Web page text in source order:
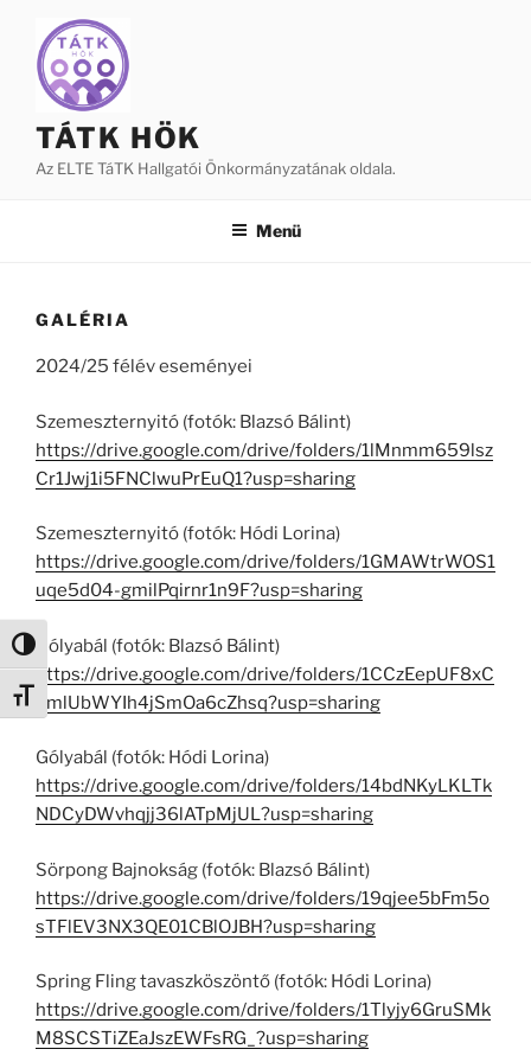
Nagy kontraszt váltása
Betűméret váltása
TÁTK HÖK
Az ELTE TáTK Hallgatói Önkormányzatának oldala.
Menü
GALÉRIA
2024/25 félév eseményei
Szemeszternyitó (fotók: Blazsó Bálint)
https://drive.google.com/drive/folders/1lMnmm659lsz
Cr1Jwj1i5FNClwuPrEuQ1?usp=sharing
Szemeszternyitó (fotók: Hódi Lorina)
https://drive.google.com/drive/folders/1GMAWtrWOS1
uqe5d04-gmilPqirnr1n9F?usp=sharing
Gólyabál (fotók: Blazsó Bálint)
https://drive.google.com/drive/folders/1CCzEepUF8xC
YmlUbWYIh4jSmOa6cZhsq?usp=sharing
Gólyabál (fotók: Hódi Lorina)
https://drive.google.com/drive/folders/14bdNKyLKLTk
NDCyDWvhqjj36lATpMjUL?usp=sharing
Sörpong Bajnokság (fotók: Blazsó Bálint)
https://drive.google.com/drive/folders/19qjee5bFm5o
sTFlEV3NX3QE01CBlOJBH?usp=sharing
Spring Fling tavaszköszöntő (fotók: Hódi Lorina)
https://drive.google.com/drive/folders/1Tlyjy6GruSMk
M8SCSTiZEaJszEWFsRG_?usp=sharing